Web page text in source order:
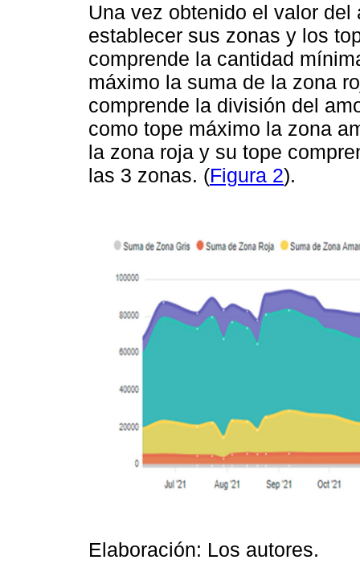
Una vez obtenido el valor
establecer sus zonas y los
comprende la cantidad
máximo la suma de la zona
comprende la división del
como tope máximo la zona
la zona roja y su tope
las 3 zonas. (Figura 2).
Elaboración: Los autores.